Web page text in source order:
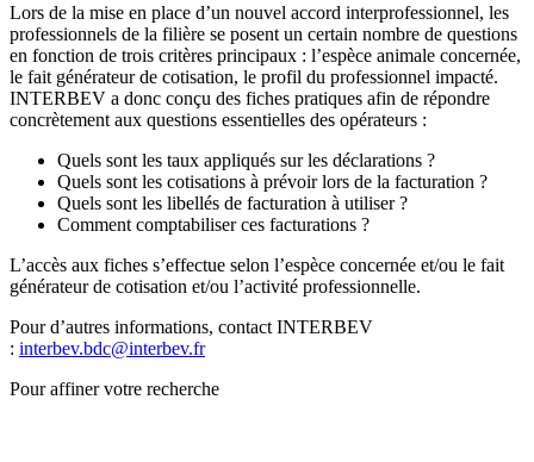
Lors de la mise en place d’un nouvel accord interprofessionnel, les
professionnels de la filière se posent un certain nombre de questions
en fonction de trois critères principaux : l’espèce animale concernée,
le fait générateur de cotisation, le profil du professionnel impacté.
INTERBEV a donc conçu des fiches pratiques afin de répondre
concrètement aux questions essentielles des opérateurs :
Quels sont les taux appliqués sur les déclarations ?
Quels sont les cotisations à prévoir lors de la facturation ?
Quels sont les libellés de facturation à utiliser ?
Comment comptabiliser ces facturations ?
L’accès aux fiches s’effectue selon l’espèce concernée et/ou le fait
générateur de cotisation et/ou l’activité professionnelle.
Pour d’autres informations, contact INTERBEV
: interbev.bdc@interbev.fr
Pour affiner votre recherche